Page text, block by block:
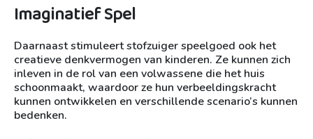
Imaginatief Spel
Daarnaast stimuleert stofzuiger speelgoed ook het
creatieve denkvermogen van kinderen. Ze kunnen zich
inleven in de rol van een volwassene die het huis
schoonmaakt, waardoor ze hun verbeeldingskracht
kunnen ontwikkelen en verschillende scenario’s kunnen
bedenken.